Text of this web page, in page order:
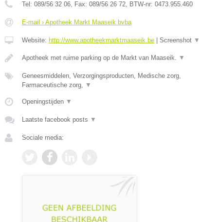
Tel: 089/56 32 06, Fax: 089/56 26 72, BTW-nr: 0473.955.460
E-mail › Apotheek Markt Maaseik bvba
Website: http://www.apotheekmarktmaaseik.be Screenshot ▼
Apotheek met ruime parking op de Markt van Maaseik. ▼
Geneesmiddelen, Verzorgingsproducten, Medische zorg,
Farmaceutische zorg, ▼
Openingstijden ▼
Laatste facebook posts ▼
Sociale media: